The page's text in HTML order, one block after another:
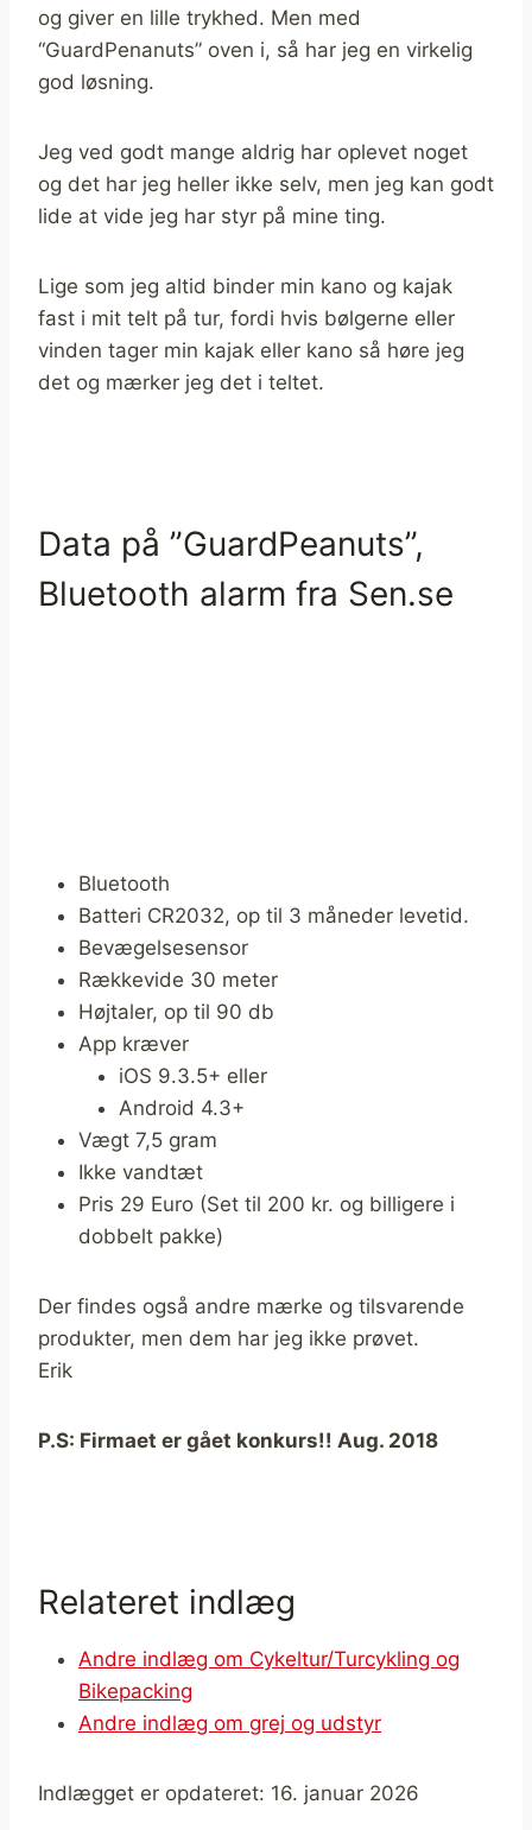
og giver en lille trykhed. Men med
“GuardPenanuts” oven i, så har jeg en virkelig
god løsning.
Jeg ved godt mange aldrig har oplevet noget
og det har jeg heller ikke selv, men jeg kan godt
lide at vide jeg har styr på mine ting.
Lige som jeg altid binder min kano og kajak
fast i mit telt på tur, fordi hvis bølgerne eller
vinden tager min kajak eller kano så høre jeg
det og mærker jeg det i teltet.
Data på ”GuardPeanuts”,
Bluetooth alarm fra Sen.se
Bluetooth
Batteri CR2032, op til 3 måneder levetid.
Bevægelsesensor
Rækkevide 30 meter
Højtaler, op til 90 db
App kræver
iOS 9.3.5+ eller
Android 4.3+
Vægt 7,5 gram
Ikke vandtæt
Pris 29 Euro (Set til 200 kr. og billigere i
dobbelt pakke)
Der findes også andre mærke og tilsvarende
produkter, men dem har jeg ikke prøvet.
Erik
P.S: Firmaet er gået konkurs!! Aug. 2018
Relateret indlæg
Andre indlæg om Cykeltur/Turcykling og
Bikepacking
Andre indlæg om grej og udstyr
Indlægget er opdateret: 16. januar 2026